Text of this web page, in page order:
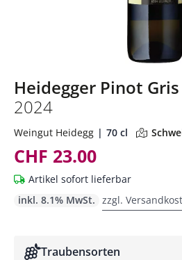
Heidegger Pinot
2024
Weingut Heidegg 70 cl
CHF 23.00
Artikel sofort lieferbar
inkl. 8.1% MwSt. zzgl.
Traubensorten